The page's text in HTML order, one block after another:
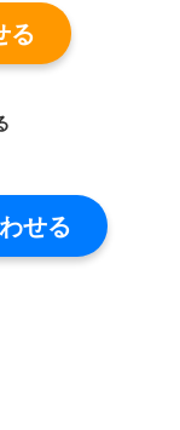
る
せる